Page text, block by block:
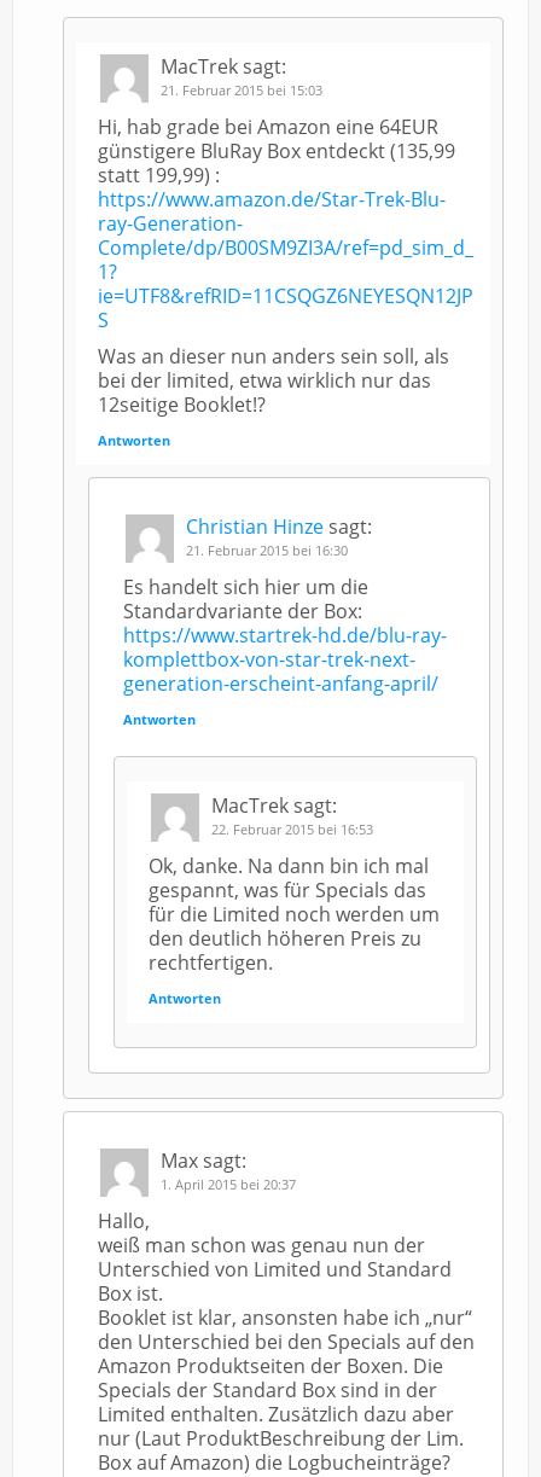
MacTrek sagt:
21. Februar 2015 bei 15:03
Hi, hab grade bei Amazon eine 64EUR
günstigere BluRay Box entdeckt (135,99
statt 199,99) :
https://www.amazon.de/Star-Trek-Blu-
ray-Generation-
Complete/dp/B00SM9ZI3A/ref=pd_sim_d_
1?
ie=UTF8&refRID=11CSQGZ6NEYESQN12JP
S
Was an dieser nun anders sein soll, als
bei der limited, etwa wirklich nur das
12seitige Booklet!?
Antworten
Christian Hinze sagt:
21. Februar 2015 bei 16:30
Es handelt sich hier um die
Standardvariante der Box:
https://www.startrek-hd.de/blu-ray-
komplettbox-von-star-trek-next-
generation-erscheint-anfang-april/
Antworten
MacTrek sagt:
22. Februar 2015 bei 16:53
Ok, danke. Na dann bin ich mal
gespannt, was für Specials das
für die Limited noch werden um
den deutlich höheren Preis zu
rechtfertigen.
Antworten
Max sagt:
1. April 2015 bei 20:37
Hallo,
weiß man schon was genau nun der
Unterschied von Limited und Standard
Box ist.
Booklet ist klar, ansonsten habe ich „nur“
den Unterschied bei den Specials auf den
Amazon Produktseiten der Boxen. Die
Specials der Standard Box sind in der
Limited enthalten. Zusätzlich dazu aber
nur (Laut ProduktBeschreibung der Lim.
Box auf Amazon) die Logbucheinträge?